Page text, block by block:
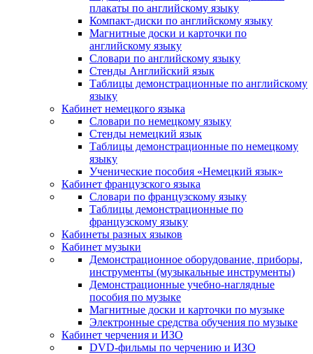
плакаты по английскому языку
Компакт-диски по английскому языку
Магнитные доски и карточки по
английскому языку
Словари по английскому языку
Стенды Английский язык
Таблицы демонстрационные по английскому
языку
Кабинет немецкого языка
Словари по немецкому языку
Стенды немецкий язык
Таблицы демонстрационные по немецкому
языку
Ученические пособия «Немецкий язык»
Кабинет французского языка
Словари по французскому языку
Таблицы демонстрационные по
французскому языку
Кабинеты разных языков
Кабинет музыки
Демонстрационное оборудование, приборы,
инструменты (музыкальные инструменты)
Демонстрационные учебно-наглядные
пособия по музыке
Магнитные доски и карточки по музыке
Электронные средства обучения по музыке
Кабинет черчения и ИЗО
DVD-фильмы по черчению и ИЗО